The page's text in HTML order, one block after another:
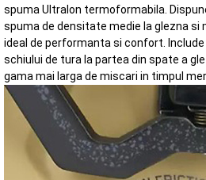
spuma Ultralon termoformabila.
spuma de densitate medie la glezna si
ideal de performanta si confort.
schiului de tura la partea din spate a
gama mai larga de miscari in timpul